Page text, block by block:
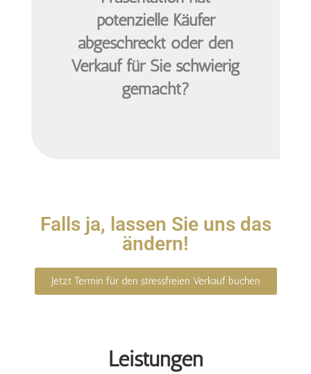
potenzielle Käufer
abgeschreckt oder den
Verkauf für Sie schwierig
gemacht?
Falls ja, lassen Sie uns das
ändern!
Jetzt Termin für den stressfreien Verkauf buchen
Leistungen